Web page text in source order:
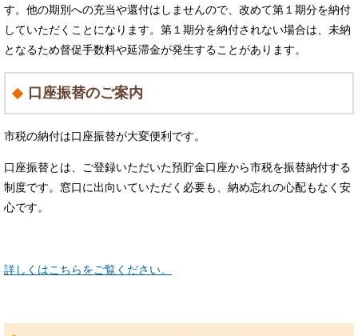
す。他の期別への充当や還付はしませんので、改めて第１期分を納付
していただくことになります。第１期分を納付されない場合は、未納
となるため督促手数料や延滞金が発生することがあります。
口座振替のご案内
市税の納付は口座振替が大変便利です。
口座振替とは、ご登録いただいた預貯金口座から市税を振替納付する
制度です。窓口に出向いていただく必要も、納め忘れの心配もなく安
心です。
詳しくはこちらをご覧ください。